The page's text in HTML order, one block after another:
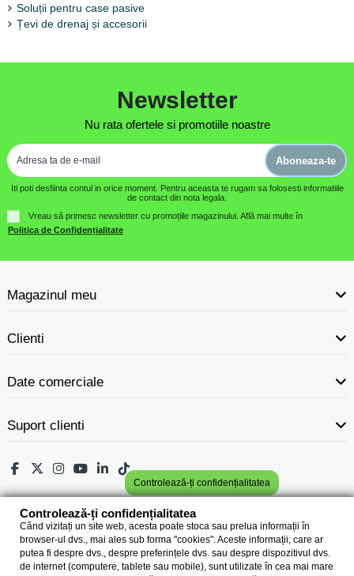
Soluții pentru case pasive
Țevi de drenaj și accesorii
Newsletter
Nu rata ofertele si promotiile noastre
Aboneaza-te
Iti poti desfiinta contul in orice moment. Pentru aceasta te rugam sa folosesti informatiile
de contact din nota legala.
Vreau să primesc newsletter cu promoțiile magazinului. Află mai multe în
Politica de Confidențialitate
Magazinul meu
Clienti
Date comerciale
Suport clienti
Controlează-ți confidențialitatea
Controlează-ți confidențialitatea
Când vizitați un site web, acesta poate stoca sau prelua informații în
browser-ul dvs., mai ales sub forma "cookies". Aceste informații, care ar
putea fi despre dvs., despre preferințele dvs. sau despre dispozitivul dvs.
de internet (computere, tablete sau mobile), sunt utilizate în cea mai mare